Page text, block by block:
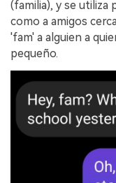
(familia), y se utiliza
como a amigos
'fam' a alguien a
pequeño.